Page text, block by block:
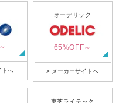
トへ
オーデリック
65%OFF～
> メーカーサイトへ
東芝ライテック